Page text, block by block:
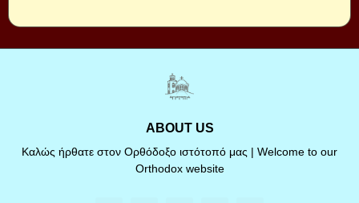
ABOUT US
Καλώς ήρθατε στον Ορθόδοξο ιστότοπό μας | Welcome to our
Orthodox website